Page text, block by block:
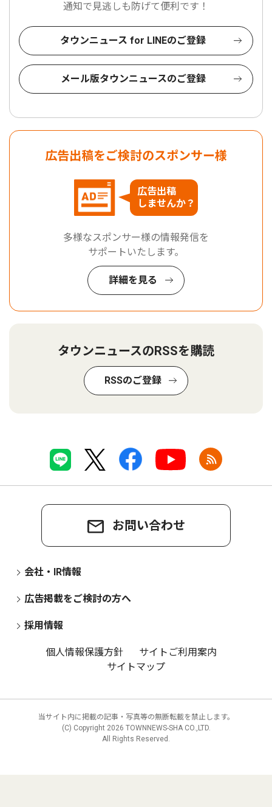
通知で見逃しも防げて便利です！
タウンニュース for LINEのご登録
メール版タウンニュースのご登録
広告出稿をご検討のスポンサー様
広告出稿
しませんか？
多様なスポンサー様の情報発信を
サポートいたします。
詳細を見る
タウンニュースのRSSを購読
RSSのご登録
お問い合わせ
会社・IR情報
広告掲載をご検討の方へ
採用情報
個人情報保護方針
サイトご利用案内
サイトマップ
当サイト内に掲載の記事・写真等の無断転載を禁止します。
(C) Copyright 2026 TOWNNEWS-SHA CO.,LTD.
All Rights Reserved.